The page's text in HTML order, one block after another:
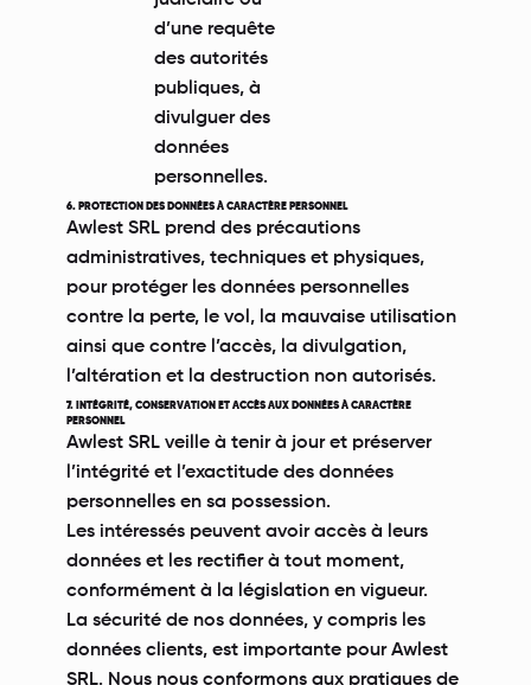
d’une requête
des autorités
publiques, à
divulguer des
données
personnelles.
6. PROTECTION DES DONNÉES À CARACTÈRE PERSONNEL
Awlest SRL prend des précautions
administratives, techniques et physiques,
pour protéger les données personnelles
contre la perte, le vol, la mauvaise utilisation
ainsi que contre l’accès, la divulgation,
l’altération et la destruction non autorisés.
7. INTÉGRITÉ, CONSERVATION ET ACCÈS AUX DONNÉES À CARACTÈRE
PERSONNEL
Awlest SRL veille à tenir à jour et préserver
l’intégrité et l’exactitude des données
personnelles en sa possession.
Les intéressés peuvent avoir accès à leurs
données et les rectifier à tout moment,
conformément à la législation en vigueur.
La sécurité de nos données, y compris les
données clients, est importante pour Awlest
SRL. Nous nous conformons aux pratiques de